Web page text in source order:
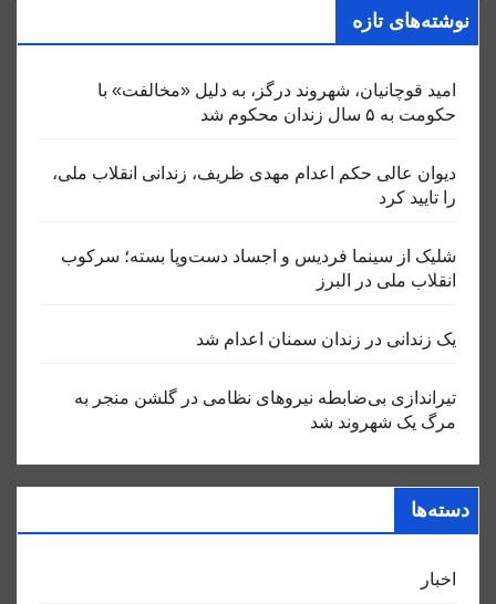
نوشته‌های تازه
امید قوچانیان، شهروند درگز، به دلیل «مخالفت» با
حکومت به ۵ سال زندان محکوم شد
دیوان عالی حکم اعدام مهدی ظریف، زندانی انقلاب ملی،
را تایید کرد
شلیک از سینما فردیس و اجساد دست‌وپا بسته؛ سرکوب
انقلاب ملی در البرز
یک زندانی در زندان سمنان اعدام شد
تیراندازی بی‌ضابطه نیروهای نظامی در گلشن منجر به
مرگ یک شهروند شد
دسته‌ها
اخبار